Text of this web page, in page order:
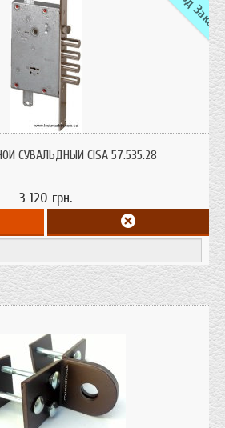
тяги. Рекомендован для установки в
двери.
СУВАЛЬДНЫЙ CISA 57.535.28
3 120 грн.